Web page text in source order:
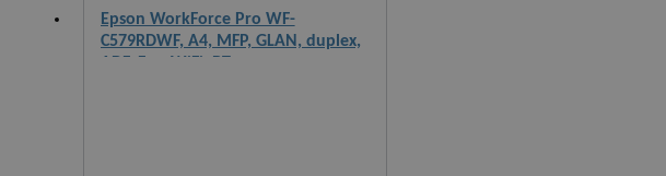
Epson WorkForce Pro WF-
C579RDWF, A4, MFP, GLAN, duplex,